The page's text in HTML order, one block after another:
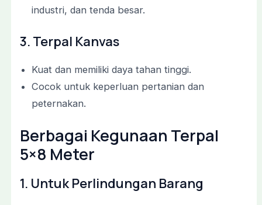
industri, dan tenda besar.
3. Terpal Kanvas
Kuat dan memiliki daya tahan tinggi.
Cocok untuk keperluan pertanian dan
peternakan.
Berbagai Kegunaan Terpal
5×8 Meter
1. Untuk Perlindungan Barang